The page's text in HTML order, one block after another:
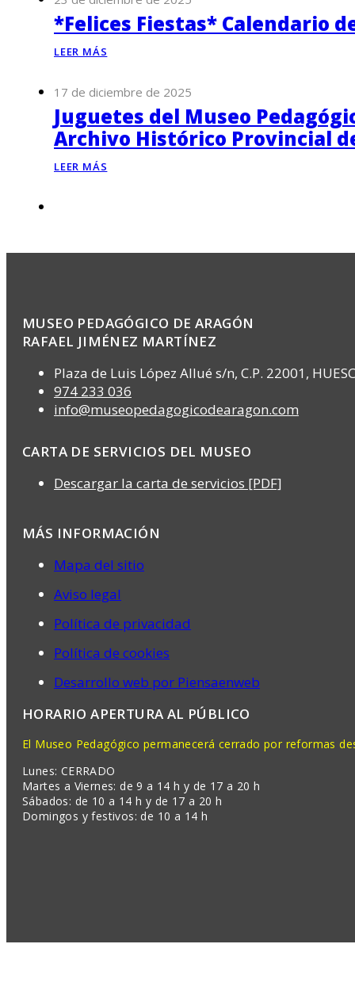
*Felices Fiestas* Calendario
LEER MÁS
17 de diciembre de 2025
Juguetes del Museo
Archivo Histórico Provincial
LEER MÁS
MUSEO PEDAGÓGICO DE ARAGÓN
RAFAEL JIMÉNEZ MARTÍNEZ
Plaza de Luis López Allué s/n, C.P. 22001,
974 233 036
info@museopedagogicodearagon.com
CARTA DE SERVICIOS DEL MUSEO
Descargar la carta de servicios [PDF]
MÁS INFORMACIÓN
Mapa del sitio
Aviso legal
Política de privacidad
Política de cookies
Desarrollo web por Piensaenweb
HORARIO APERTURA AL PÚBLICO
El Museo Pedagógico permanecerá cerrado por reformas
Lunes: CERRADO
Martes a Viernes: de 9 a 14 h y de 17 a 20 h
Sábados: de 10 a 14 h y de 17 a 20 h
Domingos y festivos: de 10 a 14 h